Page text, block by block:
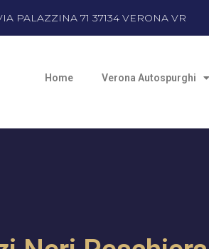
PALAZZINA 71 37134 VERONA VR
Home Verona Autospurghi